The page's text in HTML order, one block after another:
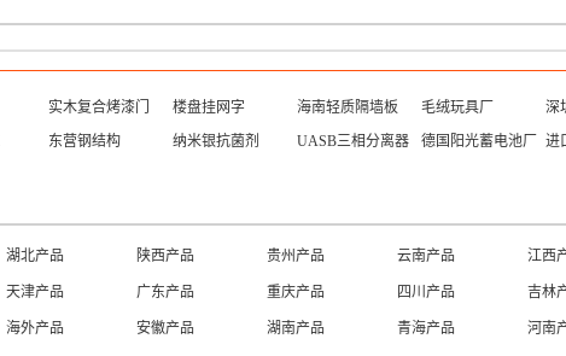
实木复合烤漆门 楼盘挂网字 海南轻质隔墙板 毛绒玩具厂 深
东营钢结构 纳米银抗菌剂 UASB三相分离器 德国阳光蓄电池厂 进
湖北产品 陕西产品 贵州产品 云南产品 江西
天津产品 广东产品 重庆产品 四川产品 吉林
海外产品 安徽产品 湖南产品 青海产品 河南